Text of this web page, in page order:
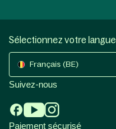
Sélectionnez votre langue
Français (BE)
Suivez-nous
Paiement sécurisé